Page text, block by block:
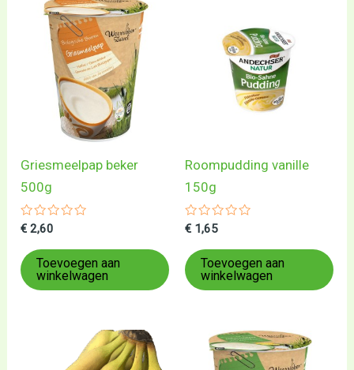
Griesmeelpap beker
500g
Gewaardeerd
uit
5
€ 2,60
Toevoegen aan
winkelwagen
Roompudding vanille
150g
Gewaardeerd
uit
5
€ 1,65
Toevoegen aan
winkelwagen